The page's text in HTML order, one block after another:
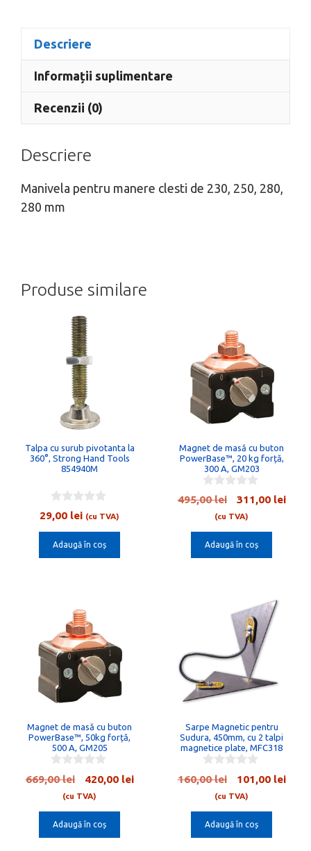
Descriere
Informații suplimentare
Recenzii (0)
Descriere
Manivela pentru manere clesti de 230, 250, 280,
280 mm
Produse similare
Talpa cu surub pivotanta la
360°, Strong Hand Tools
854940M
0
o
u
29,00 lei (cu TVA)
Adaugă în coș
Magnet de masă cu buton
PowerBase™, 20 kg forță,
300 A, GM203
0
o
f
5
495,00lei
Prețul
inițial
a
fost:
311,00 lei
(cu TVA)
Adaugă în coș
Magnet de masă cu buton
PowerBase™, 50kg forță,
500 A, GM205
0
o
f
5
669,00lei
Prețul
inițial
a
fost:
420,00 leiPrețul
(cu TVA)
Adaugă în coș
Sarpe Magnetic pentru
Sudura, 450mm, cu 2 talpi
magnetice plate, MFC318
0
o
f
5
160,00lei
Prețul
inițial
a
fost:
101,00 lei
(cu TVA)
Adaugă în coș